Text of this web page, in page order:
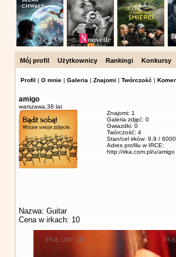
Mój profil Użytkownicy Rankingi Konkursy
Profil | O mnie | Galeria | Znajomi | Twórczość |
amigo
warszawa, 38 lat
Znajomi: 1
Galeria zdjęć: 0
Gwiazdki: 0
Twórczość: 4
Stan/cel irków: 9,9 /
Adres profilu w IRCE:
http://irka.com.pl/u/amigo
Nazwa: Guitar
Cena w irkach: 10